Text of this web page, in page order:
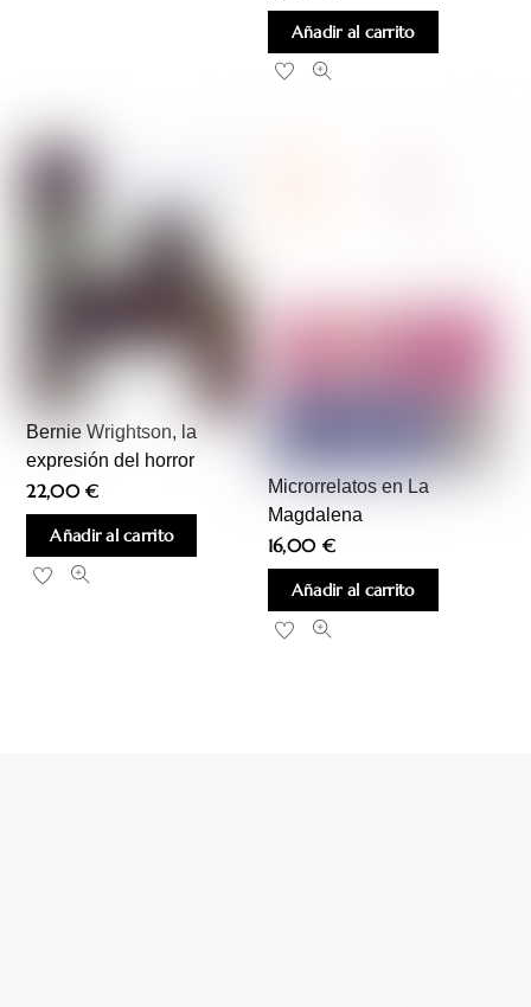
Añadir al carrito
Bernie Wrightson, la
expresión del horror
22,00€
Añadir al carrito
Microrrelatos en La
Magdalena
16,00 €
Añadir al carrito